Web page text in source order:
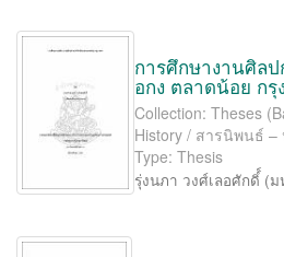
การศึกษางานศิล
อกง ตลาดน้อย กรุ
Collection: Theses
History / สารนิพนธ์
Type: Thesis
รุ่งนภา วงศ์เลอศักดิ์์ (ม